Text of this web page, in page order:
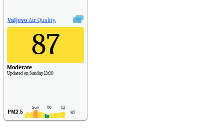
Valjevo Air Quality.
87
Moderate
Updated on Sunday 13:00
PM2.5 87